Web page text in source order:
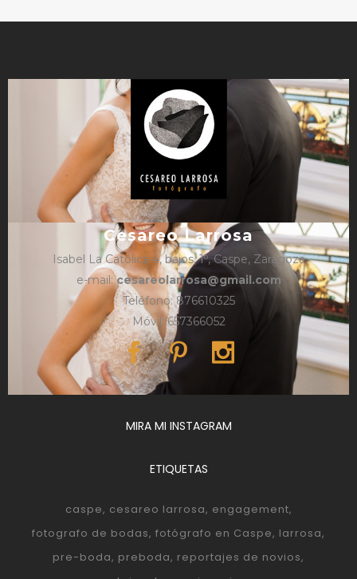
Cesareo Larrosa
Isabel La Católica 4, bajos, 1º, Caspe, Zaragoza
e-mail:cesareolarrosa@gmail.com
Teléfono: 876610325
Móvil: 657366052
MIRA MI INSTAGRAM
ETIQUETAS
caspe cesareo larrosa engagement
fotografo de bodas fotógrafo en Caspe larrosa
pre-boda preboda reportajes de novios